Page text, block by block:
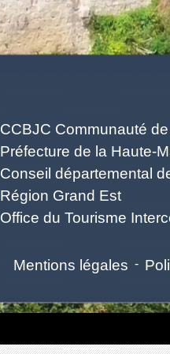
CCBJC Communauté
Préfecture de la Haute-
Conseil départemental
Région Grand Est
Office du Tourisme
Mentions légales -